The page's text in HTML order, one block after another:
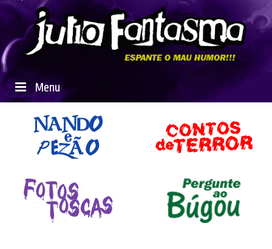
Menu